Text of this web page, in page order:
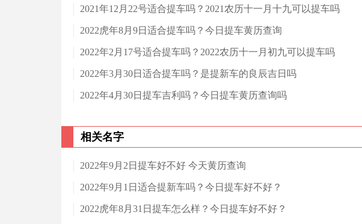
2021年12月22号适合提车吗？2021农历十一月十九可以提车吗
2022虎年8月9日适合提车吗？今日提车黄历查询
2022年2月17号适合提车吗？2022农历十一月初九可以提车吗
2022年3月30日适合提车吗？是提新车的良辰吉日吗
2022年4月30日提车吉利吗？今日提车黄历查询吗
相关名字
2022年9月2日提车好不好 今天黄历查询
2022年9月1日适合提新车吗？今日提车好不好？
2022虎年8月31日提车怎么样？今日提车好不好？